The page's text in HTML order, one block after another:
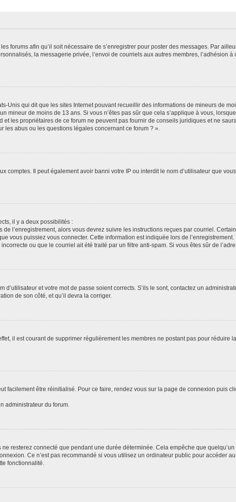
forums afin qu’il soit nécessaire de s’enregistrer pour poster des messages. Par
la messagerie privée, l’envoi de courriels aux autres membres, l’adhésion à
Unis qui dit que les sites Internet pouvant recueillir des informations de mineurs de
mineur de moins de 13 ans. Si vous n’êtes pas sûr que cela s’applique à vous,
les propriétaires de ce forum ne peuvent pas fournir de conseils juridiques et ne
les abus ou les questions légales concernant ce forum ? ».
comptes. Il peut également avoir banni votre IP ou interdit le nom d’utilisateur que
il y a deux possibilités :
l’enregistrement, alors vous devrez suivre les instructions reçues par courriel.
vous puissiez vous connecter. Cette information est indiquée lors de
ou que le courriel ait été traité par un filtre anti-spam. Si vous êtes sûr de
et votre mot de passe soient corrects. S’ils le sont, contactez un
de son côté, et qu’il devra la corriger.
il est courant de supprimer régulièrement les membres ne postant pas pour
facilement être réinitialisé. Pour ce faire, rendez vous sur la page de connexion puis
administrateur du forum.
resterez connecté que pendant une durée déterminée. Cela empêche que
Ce n’est pas recommandé si vous utilisez un ordinateur public pour accéder
fonctionnalité.